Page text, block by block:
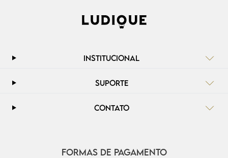
INSTITUCIONAL
SUPORTE
CONTATO
FORMAS DE PAGAMENTO